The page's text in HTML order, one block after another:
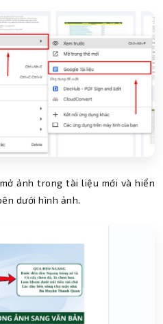
ảnh trong tài liệu mới và hiển
dưới hình ảnh.